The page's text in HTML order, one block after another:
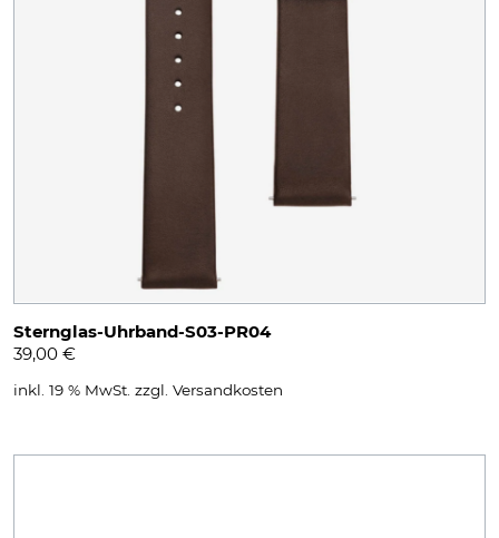
Sternglas-Uhrband-S03-PR04
39,00 €
inkl. 19 % MwSt. zzgl. Versandkosten